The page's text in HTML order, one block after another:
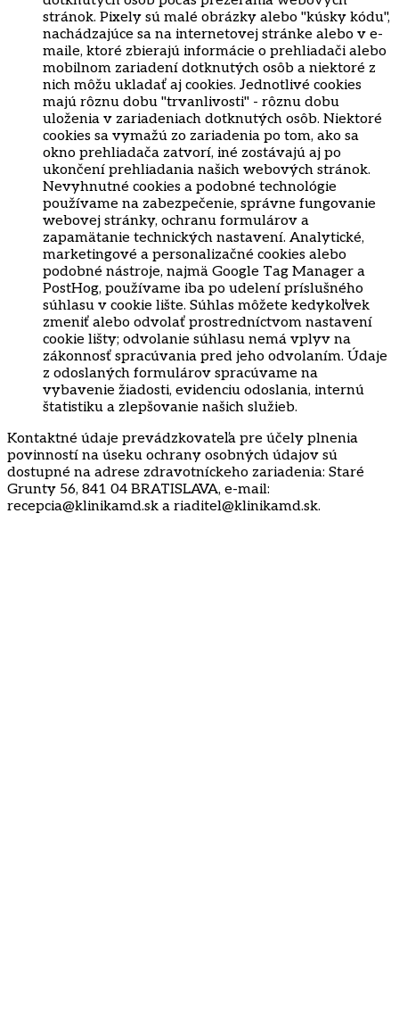
stránok. Pixely sú malé obrázky alebo "kúsky kódu",
nachádzajúce sa na internetovej stránke alebo v e-
maile, ktoré zbierajú informácie o prehliadači alebo
mobilnom zariadení dotknutých osôb a niektoré z
nich môžu ukladať aj cookies. Jednotlivé cookies
majú rôznu dobu "trvanlivosti" - rôznu dobu
uloženia v zariadeniach dotknutých osôb. Niektoré
cookies sa vymažú zo zariadenia po tom, ako sa
okno prehliadača zatvorí, iné zostávajú aj po
ukončení prehliadania našich webových stránok.
Nevyhnutné cookies a podobné technológie
používame na zabezpečenie, správne fungovanie
webovej stránky, ochranu formulárov a
zapamätanie technických nastavení. Analytické,
marketingové a personalizačné cookies alebo
podobné nástroje, najmä Google Tag Manager a
PostHog, používame iba po udelení príslušného
súhlasu v cookie lište. Súhlas môžete kedykoľvek
zmeniť alebo odvolať prostredníctvom nastavení
cookie lišty; odvolanie súhlasu nemá vplyv na
zákonnosť spracúvania pred jeho odvolaním. Údaje
z odoslaných formulárov spracúvame na
vybavenie žiadosti, evidenciu odoslania, internú
štatistiku a zlepšovanie našich služieb.
Kontaktné údaje prevádzkovateľa pre účely plnenia
povinností na úseku ochrany osobných údajov sú
dostupné na adrese zdravotníckeho zariadenia: Staré
Grunty 56, 841 04 BRATISLAVA, e-mail:
recepcia@klinikamd.sk a riaditel@klinikamd.sk.